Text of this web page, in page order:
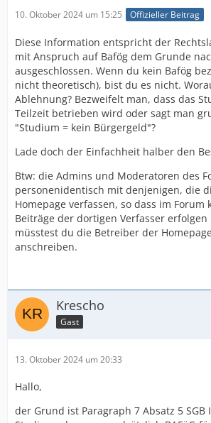
10. Oktober 2024 um 15:25 Offizieller Beitrag
Diese Information entspricht der
mit Anspruch auf Bafög dem Grunde
ausgeschlossen. Wenn du kein Bafög
nicht theoretisch), bist du es nicht.
Ablehnung? Bezweifelt man, dass das
Teilzeit betrieben wird oder sagt man
"Studium = kein Bürgergeld"?
Lade doch der Einfachheit halber den
Btw: die Admins und Moderatoren des
personenidentisch mit denjenigen, die
Homepage verfassen, so dass im Forum
Beiträge der dortigen Verfasser erfolgen
müsstest du die Betreiber der
anschreiben.
Krescho
Gast
13. Oktober 2024 um 20:33
Hallo,
der Grund ist Paragraph 7 Absatz 5 SGB